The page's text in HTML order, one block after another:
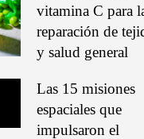
vitamina C para
reparación de
y salud general
Las 15 misiones
espaciales que
impulsaron el